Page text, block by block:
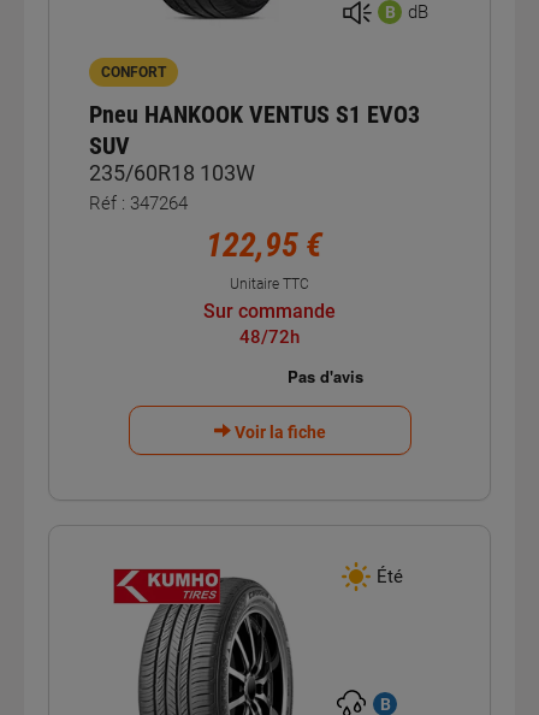
B dB
CONFORT
Pneu HANKOOK VENTUS S1 EVO3
SUV
235/60R18 103W
Réf : 347264
122,95 €
Unitaire TTC
Sur commande
48/72h
Voir la fiche
Été
B